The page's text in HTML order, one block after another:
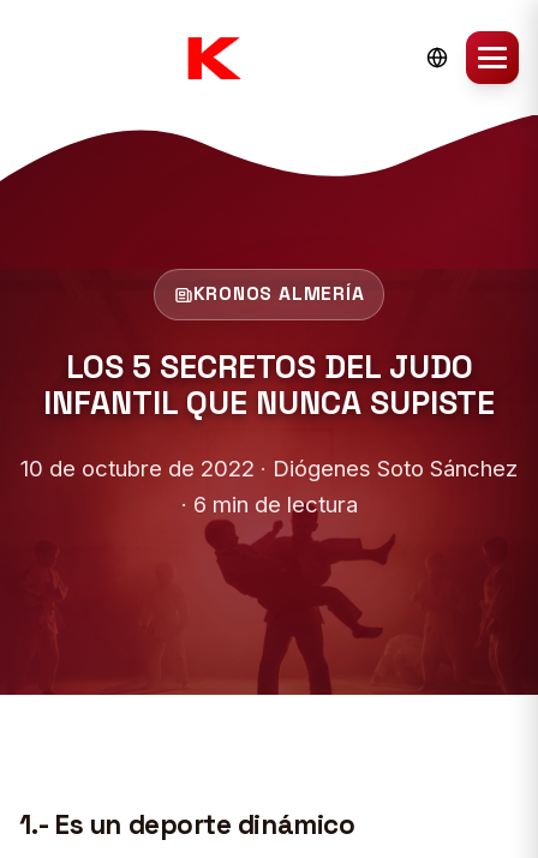
KRONOS ALMERÍA
LOS 5 SECRETOS DEL JUDO
INFANTIL QUE NUNCA SUPISTE
10 de octubre de 2022 · Diógenes Soto Sánchez
· 6 min de lectura
1.- Es un deporte dinámico